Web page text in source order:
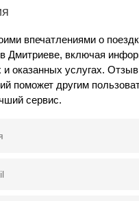
впечатлениями о
Дмитриеве, включая
и оказанных услугах.
поможет другим
сервис.